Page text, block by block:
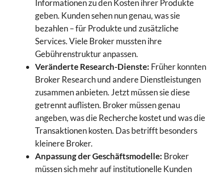
Informationen zu den Kosten ihrer Produkte
geben. Kunden sehen nun genau, was sie
bezahlen – für Produkte und zusätzliche
Services. Viele Broker mussten ihre
Gebührenstruktur anpassen.
Veränderte Research-Dienste: Früher konnten
Broker Research und andere Dienstleistungen
zusammen anbieten. Jetzt müssen sie diese
getrennt auflisten. Broker müssen genau
angeben, was die Recherche kostet und was die
Transaktionen kosten. Das betrifft besonders
kleinere Broker.
Anpassung der Geschäftsmodelle: Broker
müssen sich mehr auf institutionelle Kunden